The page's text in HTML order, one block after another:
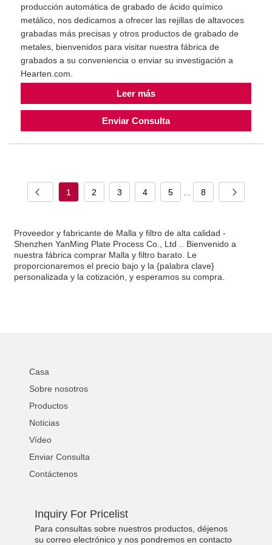
producción automática de grabado de ácido químico
metálico, nos dedicamos a ofrecer las rejillas de altavoces
grabadas más precisas y otros productos de grabado de
metales, bienvenidos para visitar nuestra fábrica de
grabados a su conveniencia o enviar su investigación a
Hearten.com.
Leer más
Enviar Consulta
1 2 3 4 5 8
Proveedor y fabricante de Malla y filtro de alta calidad -
Shenzhen YanMing Plate Process Co., Ltd .. Bienvenido a
nuestra fábrica comprar Malla y filtro barato. Le
proporcionaremos el precio bajo y la {palabra clave}
personalizada y la cotización, y esperamos su compra.
Casa
Sobre nosotros
Productos
Noticias
Vídeo
Enviar Consulta
Contáctenos
Inquiry For Pricelist
Para consultas sobre nuestros productos, déjenos
su correo electrónico y nos pondremos en contacto